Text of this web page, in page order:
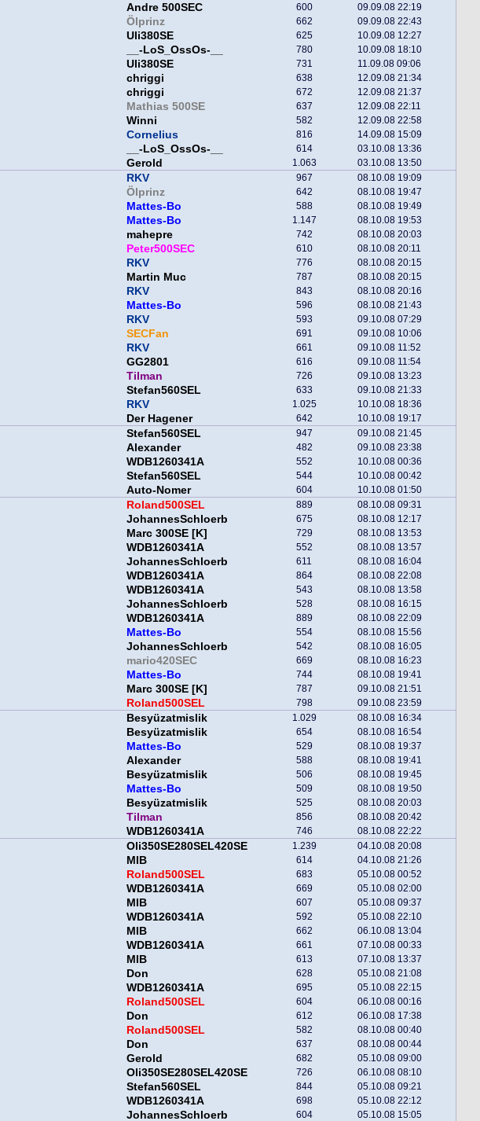
Andre 500SEC 600 09.09.08 22:19
Ölprinz 662 09.09.08 22:43
Uli380SE 625 10.09.08 12:27
__-LoS_OssOs-__ 780 10.09.08 18:10
Uli380SE 731 11.09.08 09:06
chriggi 638 12.09.08 21:34
chriggi 672 12.09.08 21:37
Mathias 500SE 637 12.09.08 22:11
Winni 582 12.09.08 22:58
Cornelius 816 14.09.08 15:09
__-LoS_OssOs-__ 614 03.10.08 13:36
Gerold 1.063 03.10.08 13:50
RKV 967 08.10.08 19:09
Ölprinz 642 08.10.08 19:47
Mattes-Bo 588 08.10.08 19:49
Mattes-Bo 1.147 08.10.08 19:53
mahepre 742 08.10.08 20:03
Peter500SEC 610 08.10.08 20:11
RKV 776 08.10.08 20:15
Martin Muc 787 08.10.08 20:15
RKV 843 08.10.08 20:16
Mattes-Bo 596 08.10.08 21:43
RKV 593 09.10.08 07:29
SECFan 691 09.10.08 10:06
RKV 661 09.10.08 11:52
GG2801 616 09.10.08 11:54
Tilman 726 09.10.08 13:23
Stefan560SEL 633 09.10.08 21:33
RKV 1.025 10.10.08 18:36
Der Hagener 642 10.10.08 19:17
Stefan560SEL 947 09.10.08 21:45
Alexander 482 09.10.08 23:38
WDB1260341A 552 10.10.08 00:36
Stefan560SEL 544 10.10.08 00:42
Auto-Nomer 604 10.10.08 01:50
Roland500SEL 889 08.10.08 09:31
JohannesSchloerb 675 08.10.08 12:17
Marc 300SE [K] 729 08.10.08 13:53
WDB1260341A 552 08.10.08 13:57
JohannesSchloerb 611 08.10.08 16:04
WDB1260341A 864 08.10.08 22:08
WDB1260341A 543 08.10.08 13:58
JohannesSchloerb 528 08.10.08 16:15
WDB1260341A 889 08.10.08 22:09
Mattes-Bo 554 08.10.08 15:56
JohannesSchloerb 542 08.10.08 16:05
mario420SEC 669 08.10.08 16:23
Mattes-Bo 744 08.10.08 19:41
Marc 300SE [K] 787 09.10.08 21:51
Roland500SEL 798 09.10.08 23:59
Besyüzatmislik 1.029 08.10.08 16:34
Besyüzatmislik 654 08.10.08 16:54
Mattes-Bo 529 08.10.08 19:37
Alexander 588 08.10.08 19:41
Besyüzatmislik 506 08.10.08 19:45
Mattes-Bo 509 08.10.08 19:50
Besyüzatmislik 525 08.10.08 20:03
Tilman 856 08.10.08 20:42
WDB1260341A 746 08.10.08 22:22
Oli350SE280SEL420SE 1.239 04.10.08 20:08
MIB 614 04.10.08 21:26
Roland500SEL 683 05.10.08 00:52
WDB1260341A 669 05.10.08 02:00
MIB 607 05.10.08 09:37
WDB1260341A 592 05.10.08 22:10
MIB 662 06.10.08 13:04
WDB1260341A 661 07.10.08 00:33
MIB 613 07.10.08 13:37
Don 628 05.10.08 21:08
WDB1260341A 695 05.10.08 22:15
Roland500SEL 604 06.10.08 00:16
Don 612 06.10.08 17:38
Roland500SEL 582 08.10.08 00:40
Don 637 08.10.08 00:44
Gerold 682 05.10.08 09:00
Oli350SE280SEL420SE 726 06.10.08 08:10
Stefan560SEL 844 05.10.08 09:21
WDB1260341A 698 05.10.08 22:12
JohannesSchloerb 604 05.10.08 15:05